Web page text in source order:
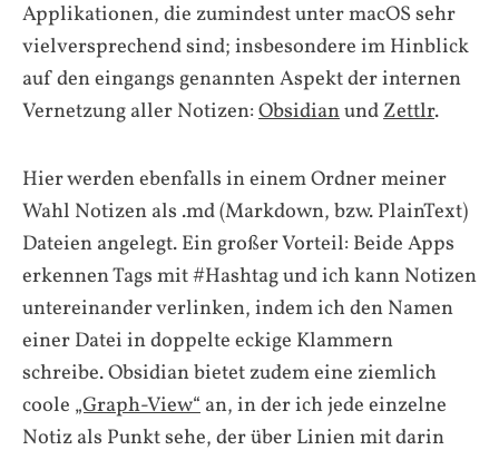
Applikationen, die zumindest unter macOS sehr
vielversprechend sind; insbesondere im Hinblick
auf den eingangs genannten Aspekt der internen
Vernetzung aller Notizen:ObsidianundZettlr.
Hier werden ebenfalls in einem Ordner meiner
Wahl Notizen als .md (Markdown, bzw. PlainText)
Dateien angelegt. Ein großer Vorteil: Beide Apps
erkennen Tags mit #Hashtag und ich kann Notizen
untereinander verlinken, indem ich den Namen
einer Datei in doppelte eckige Klammern
schreibe. Obsidian bietet zudem eine ziemlich
coole „Graph-View“an, in der ich jede einzelne
Notiz als Punkt sehe, der über Linien mit darin